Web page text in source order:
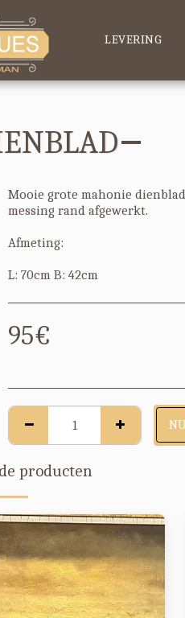
LEVERING
Mooie grote mahonie
messing rand afgewerkt.
Afmeting:
L: 70cm B: 42cm
95€
producten